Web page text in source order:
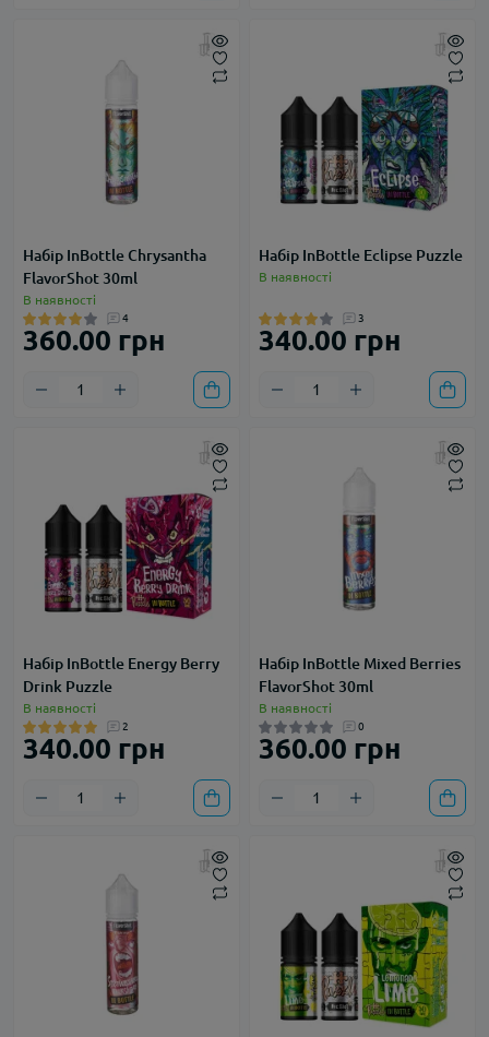
Набір InBottle Chrysantha
FlavorShot 30ml
В наявності
4
360.00 грн
Набір InBottle Eclipse Puzzle
В наявності
3
340.00 грн
Набір InBottle Energy Berry
Drink Puzzle
В наявності
2
340.00 грн
Набір InBottle Mixed Berries
FlavorShot 30ml
В наявності
0
360.00 грн